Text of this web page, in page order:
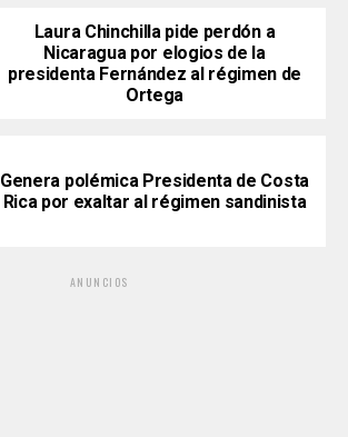
Laura Chinchilla pide perdón a
Nicaragua por elogios de la
presidenta Fernández al régimen de
Ortega
Genera polémica Presidenta de Costa
Rica por exaltar al régimen sandinista
ANUNCIOS